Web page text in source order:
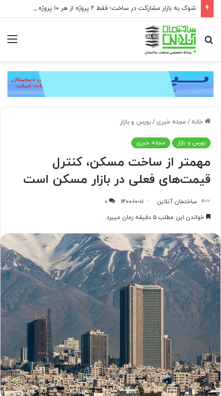
جستجو
برای
خانه / مجله خبری /بورس و بازار
بورس و بازار مجله خبری
مهمتر از ساخت مسکن، کنترل
قیمت‌های فعلی در بازار مسکن است
ساختمان آنلاین ۱۴۰۰-۱۰-۰۱
۰
خواندن این مطلب ۵ دقیقه زمان میبرد